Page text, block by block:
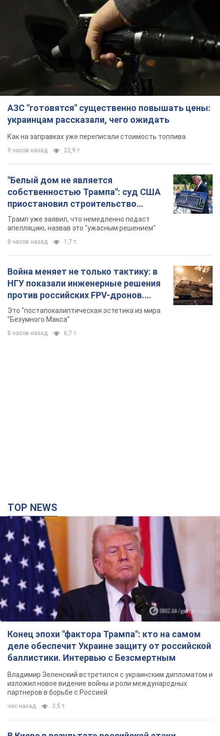
АЗС "готовятся" существенно повышать цены:
украинцам рассказали, чего ожидать
Как на заправках уже переписали стоимость топлива
9 часов назад 22,9 т.
"Белый дом не является
собственностью Трампа": суд США
приостановил строительство
бального зала стоимостью 400 млн
долларов
Трамп уже заявил, что немедленно подаст
апелляцию, назвав это "ужасным решением"
8 часов назад 1,7 т.
Война меняет не только тактику: в
НГУ показали инженерные решения
против российских FPV-дронов.
Фото
Это "постапокалиптическая эстетика из мира
"Безумного Макса"
8 часов назад 6,7 т.
TOP NEWS
Конец эпохи "фактора Трампа": кто на самом
деле обеспечит Украине защиту от российской
баллистики. Интервью с Безсмертным
Владимир Зеленский встретился с украинским дипломатом и
изложил новое видение войны и роли международных
партнеров в борьбе с Россией
час назад 3,5 т.